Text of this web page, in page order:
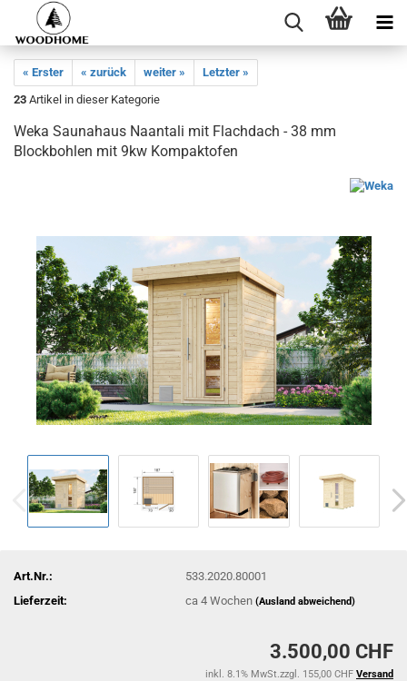
« Erster « zurück weiter »
Letzter »
23 Artikel in dieser Kategorie
Weka Saunahaus Naantali mit Flachdach - 38 mm
Blockbohlen mit 9kw Kompaktofen
Art.Nr.:
533.2020.80001
Lieferzeit:
ca 4 Wochen(Ausland abweichend)
3.500,00 CHF
inkl. 8.1% MwSt.zzgl. 155,00 CHF Versand